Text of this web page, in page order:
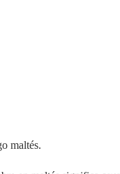
maltés.